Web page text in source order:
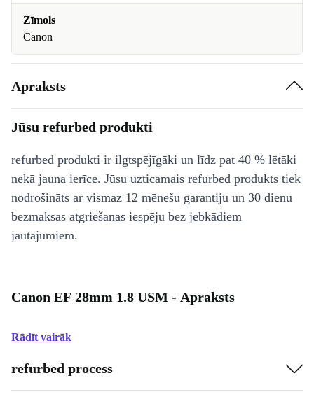
Zīmols
Canon
Apraksts
Jūsu refurbed produkti
refurbed produkti ir ilgtspējīgāki un līdz pat 40 % lētāki
nekā jauna ierīce. Jūsu uzticamais refurbed produkts tiek
nodrošināts ar vismaz 12 mēnešu garantiju un 30 dienu
bezmaksas atgriešanas iespēju bez jebkādiem
jautājumiem.
Canon EF 28mm 1.8 USM - Apraksts
Rādīt vairāk
refurbed process